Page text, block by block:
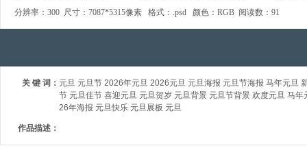
分辨率： 300 尺寸： 7087*5315像素 格式： .psd 颜色： RGB 阅读数： 91
关 键 词： 元旦 元旦节 2026年元旦 2026元旦 元旦海报 元旦节海报 马年元旦
节 元旦佳节 喜迎元旦 元旦贺岁 元旦背景 元旦节背景 欢度元旦 马
26年海报 元旦快乐 元旦展板 元旦
作品描述：